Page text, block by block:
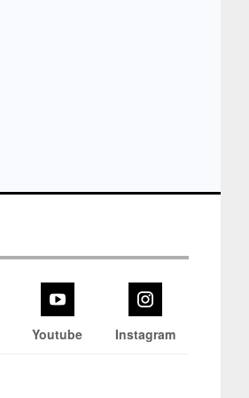
Youtube Instagram